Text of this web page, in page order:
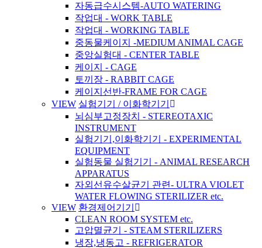
자동급수시스템-AUTO WATERING
작업대 - WORK TABLE
작업대 - WORKING TABLE
중동물케이지 -MEDIUM ANIMAL CAGE
중앙실험대 - CENTER TABLE
케이지 - CAGE
토끼장 - RABBIT CAGE
케이지선반-FRAME FOR CAGE
VIEW 실험기기 / 이화학기기
뇌심부고정장치 - STEREOTAXIC
INSTRUMENT
실험기기,이화학기기 - EXPERIMENTAL
EQUIPMENT
실험동물 실험기기 - ANIMAL RESEARCH
APPARATUS
자외선유수살균기 관련- ULTRA VIOLET
WATER FLOWING STERILIZER etc.
VIEW 환경제어기기
CLEAN ROOM SYSTEM etc.
고압멸균기 - STEAM STERILIZERS
냉장,냉동고 - REFRIGERATOR